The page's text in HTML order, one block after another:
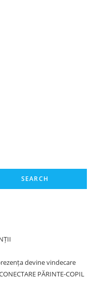
SEARCH
devine vindecare
PĂRINTE-COPIL